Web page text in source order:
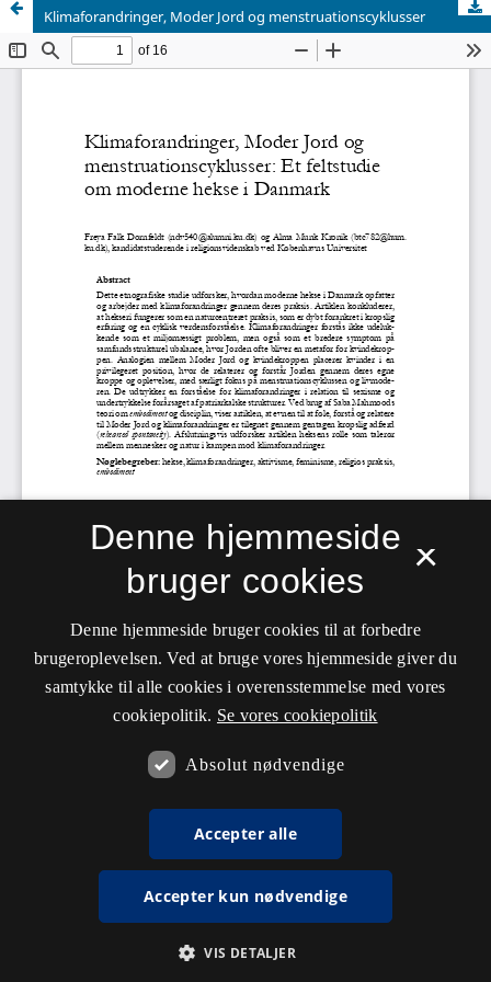
Klimaforandringer, Moder Jord og menstruationscyklusser
×
Denne hjemmeside
bruger cookies
Denne hjemmeside bruger cookies til at forbedre
brugeroplevelsen. Ved at bruge vores hjemmeside giver du
samtykke til alle cookies i overensstemmelse med vores
cookiepolitik. Se vores cookiepolitik
Absolut nødvendige
Accepter alle
Accepter kun nødvendige
VIS DETALJER